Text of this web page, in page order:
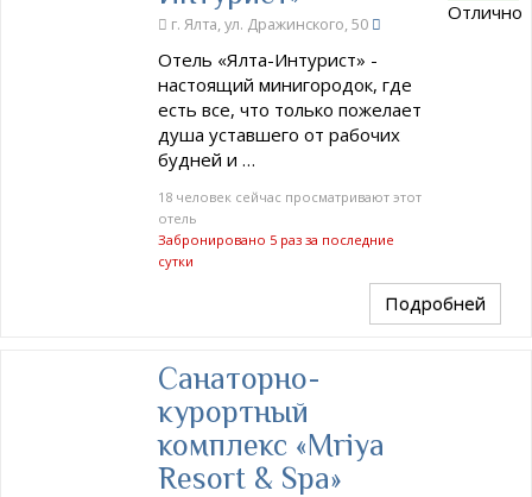
г. Ялта, ул. Дражинского, 50
Отель «Ялта-Интурист» -
настоящий минигородок, где
есть все, что только пожелает
душа уставшего от рабочих
будней и …
18 человек сейчас просматривают этот
отель
Забронировано 5 раз за последние
сутки
Отлично
Подробней
Санаторно-
курортный
комплекс «Mriya
Resort & Spa»